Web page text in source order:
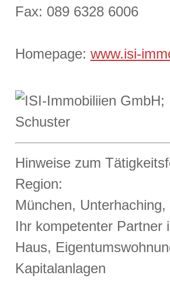
Fax: 089 6328 6006
Homepage: www.isi-
Hinweise zum
Region:
München,
Ihr kompetenter Partner
Haus,
Kapitalanlagen